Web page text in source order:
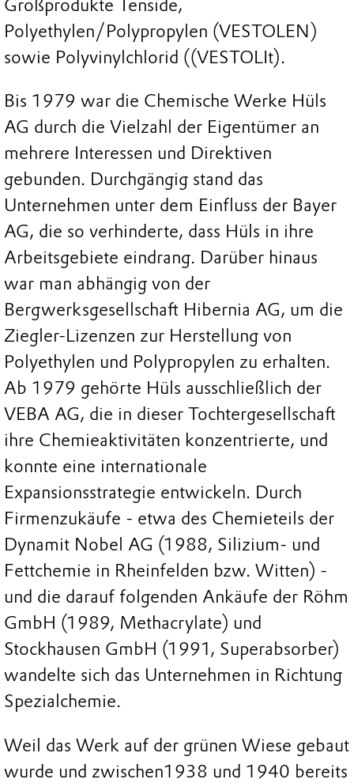
Großprodukte Tenside,
Polyethylen/Polypropylen (VESTOLEN)
sowie Polyvinylchlorid ((VESTOLIt).
Bis 1979 war die Chemische Werke Hüls
AG durch die Vielzahl der Eigentümer an
mehrere Interessen und Direktiven
gebunden. Durchgängig stand das
Unternehmen unter dem Einfluss der Bayer
AG, die so verhinderte, dass Hüls in ihre
Arbeitsgebiete eindrang. Darüber hinaus
war man abhängig von der
Bergwerksgesellschaft Hibernia AG, um die
Ziegler-Lizenzen zur Herstellung von
Polyethylen und Polypropylen zu erhalten.
Ab 1979 gehörte Hüls ausschließlich der
VEBA AG, die in dieser Tochtergesellschaft
ihre Chemieaktivitäten konzentrierte, und
konnte eine internationale
Expansionsstrategie entwickeln. Durch
Firmenzukäufe - etwa des Chemieteils der
Dynamit Nobel AG (1988, Silizium- und
Fettchemie in Rheinfelden bzw. Witten) -
und die darauf folgenden Ankäufe der Röhm
GmbH (1989, Methacrylate) und
Stockhausen GmbH (1991, Superabsorber)
wandelte sich das Unternehmen in Richtung
Spezialchemie.
Weil das Werk auf der grünen Wiese gebaut
wurde und zwischen1938 und 1940 bereits